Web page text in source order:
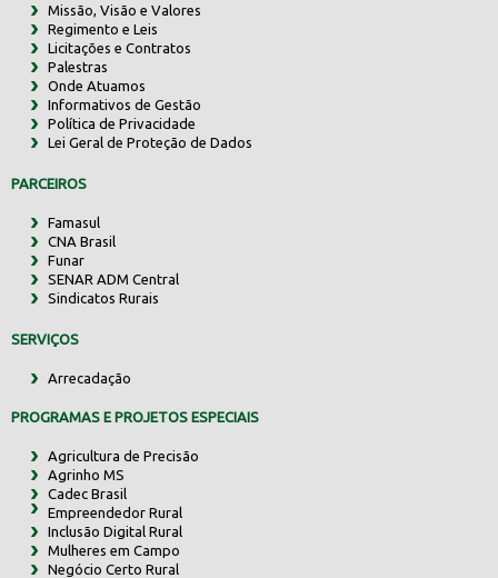
Missão, Visão e Valores
Regimento e Leis
Licitações e Contratos
Palestras
Onde Atuamos
Informativos de Gestão
Política de Privacidade
Lei Geral de Proteção de Dados
PARCEIROS
Famasul
CNA Brasil
Funar
SENAR ADM Central
Sindicatos Rurais
SERVIÇOS
Arrecadação
PROGRAMAS E PROJETOS ESPECIAIS
Agricultura de Precisão
Agrinho MS
Cadec Brasil
Empreendedor Rural
Inclusão Digital Rural
Mulheres em Campo
Negócio Certo Rural